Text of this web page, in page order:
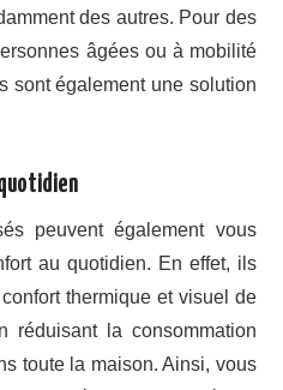
des autres. Pour des
âgées ou à mobilité
sont également une solution
peuvent également vous
au quotidien. En effet, ils
thermique et visuel de
réduisant la consommation
toute la maison. Ainsi, vous